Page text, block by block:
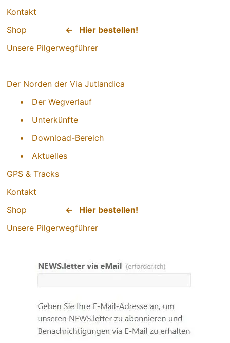
Kontakt
Shop ← Hier bestellen!
Unsere Pilgerwegführer
Der Norden der Via Jutlandica
• Der Wegverlauf
• Unterkünfte
• Download-Bereich
• Aktuelles
GPS & Tracks
Kontakt
Shop ← Hier bestellen!
Unsere Pilgerwegführer